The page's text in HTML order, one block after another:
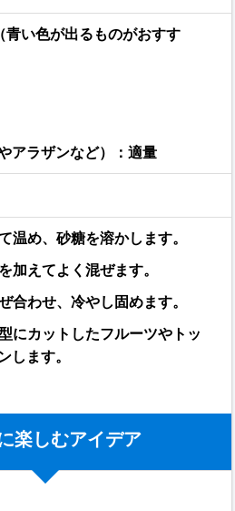
青い色が出るものがおすす
アラザンなど）：適量
温め、砂糖を溶かします。
加えてよく混ぜます。
合わせ、冷やし固めます。
にカットしたフルーツやトッ
します。
楽しむアイデア